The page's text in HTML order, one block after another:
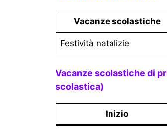
Vacanze scolastiche
festività natalizie
Vacanze scolastiche di primavera 2026 (la durata varia a seconda della sede
scolastica)
Inizio